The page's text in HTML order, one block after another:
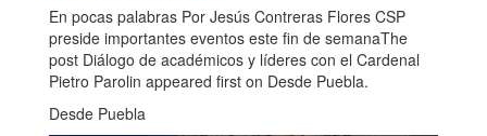
En pocas palabras Por Jesús Contreras Flores CSP
preside importantes eventos este fin de semanaThe
post Diálogo de académicos y líderes con el Cardenal
Pietro Parolin appeared first on Desde Puebla.
Desde Puebla